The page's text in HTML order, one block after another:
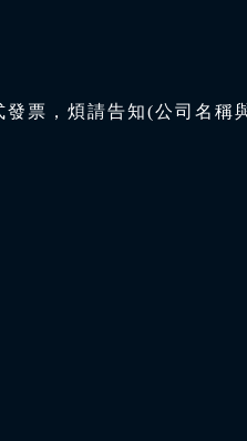
票，煩請告知(公司名稱